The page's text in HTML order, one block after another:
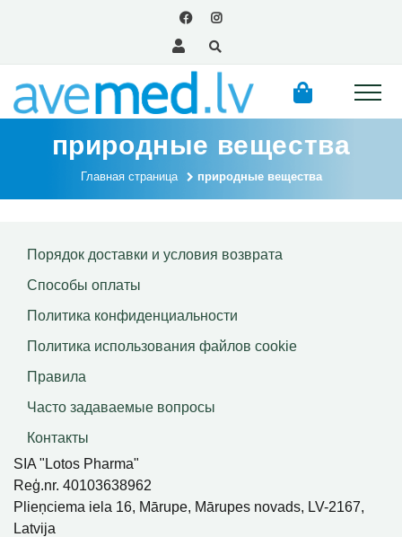
природные вещества
Главная страница природные вещества
Порядок доставки и условия возврата
Способы оплаты
Политика конфиденциальности
Политика использования файлов сookie
Правила
Часто задаваемые вопросы
Контакты
SIA "Lotos Pharma"
Reģ.nr. 40103638962
Plieņciema iela 16, Mārupe, Mārupes novads, LV-2167,
Latvija